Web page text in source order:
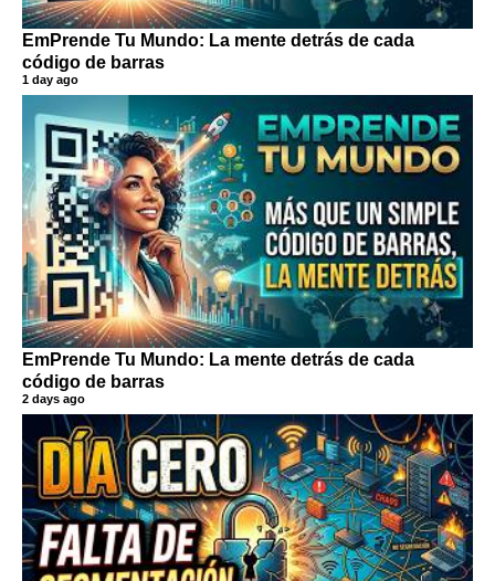
EmPrende Tu Mundo: La mente detrás de cada
código de barras
1 day ago
EmPrende Tu Mundo: La mente detrás de cada
código de barras
2 days ago